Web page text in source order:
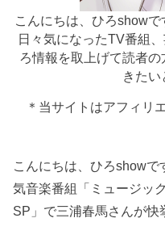
こんにちは、ひろshow
日々気になったTV番組
ろ情報を取上げて読者
きたい
＊当サイトはアフィリ
こんにちは、ひろshowで
気音楽番組「ミュージッ
SP」で三浦春馬さんが快